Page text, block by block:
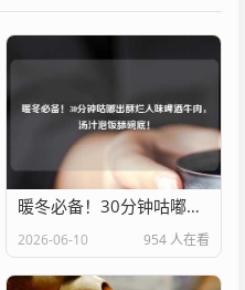
暖冬必备！30分钟咕嘟出酥烂入味啤酒牛肉，汤汁泡饭舔碗底！
2026-06-10 954 人在看